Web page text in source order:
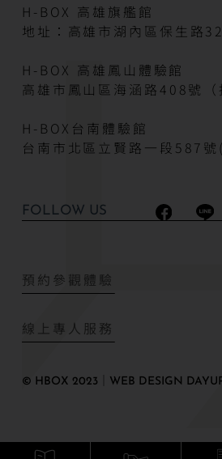
H-BOX 高雄旗艦館
地址：高雄市湖內區保生路
H-BOX 高雄鳳山體驗館
高雄市鳳山區海涵路408號（
H-BOX台南體驗館
台南市北區立賢路一段587號
FOLLOW US
預約參觀體驗
線上專人服務
© HBOX 2023｜WEB DESIGN